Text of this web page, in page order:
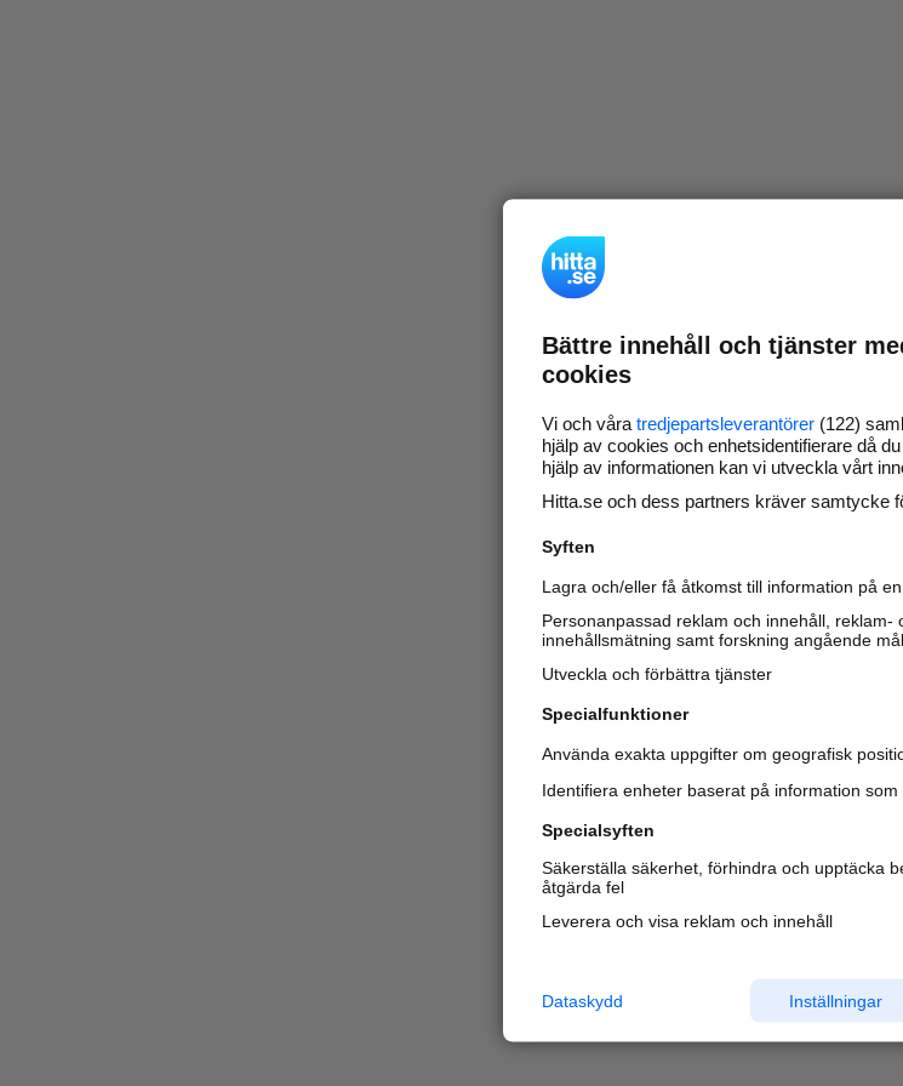
Bättre innehåll och tjänster
cookies
Vi och våra tredjepartsleverantörer (122)
hjälp av cookies och enhetsidentifierare då
hjälp av informationen kan vi utveckla vårt
Hitta.se och dess partners kräver samtycke
Syften
Lagra och/eller få åtkomst till information på
Personanpassad reklam och innehåll, reklam-
innehållsmätning samt forskning angående
Utveckla och förbättra tjänster
Specialfunktioner
Använda exakta uppgifter om geografisk
Identifiera enheter baserat på information
Specialsyften
Säkerställa säkerhet, förhindra och upptäcka
åtgärda fel
Leverera och visa reklam och innehåll
Inställningar
Dataskydd